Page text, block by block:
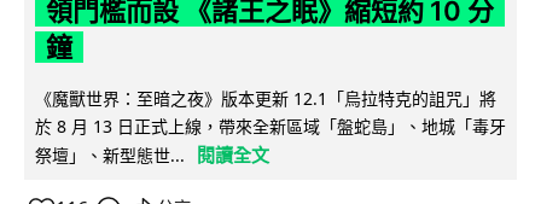
領門檻而設 《諸王之眠》縮短約 10 分
鐘
《魔獸世界：至暗之夜》版本更新 12.1「烏拉特克的詛咒」將
於 8 月 13 日正式上線，帶來全新區域「盤蛇島」、地城「毒牙
祭壇」、新型態世...
閱讀全文